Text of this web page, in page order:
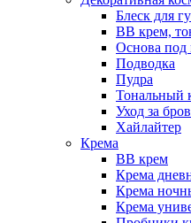
Блеск для
ВВ крем,
Основа под
Подводка
Пудра
Тональный
Уход за
Хайлайтер
Крема
ВВ крем
Крема
Крема
Крема